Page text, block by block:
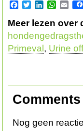
Facebook
TwitterLinkedIn
Meer lezen over
Primeval , Urine off
Comments
Nog geen